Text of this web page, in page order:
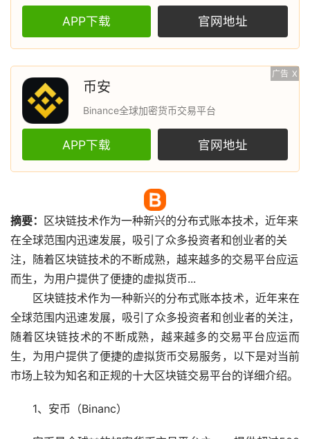
APP下载 官网地址
广告 X
币安
Binance全球加密货币交易平台
APP下载 官网地址
摘要： 区块链技术作为一种新兴的分布式账本技术，近年来
在全球范围内迅速发展，吸引了众多投资者和创业者的关
注，随着区块链技术的不断成熟，越来越多的交易平台应运
而生，为用户提供了便捷的虚拟货币...
区块链技术作为一种新兴的分布式账本技术，近年来在
全球范围内迅速发展，吸引了众多投资者和创业者的关注，
随着区块链技术的不断成熟，越来越多的交易平台应运而
生，为用户提供了便捷的虚拟货币交易服务，以下是对当前
市场 上较为知名和正规的十大区块链交易平台的详细介绍。
1、安币（Binanc）